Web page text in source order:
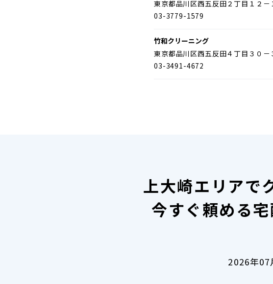
東京都品川区西五反田２丁目１２－
03-3779-1579
竹和クリーニング
東京都品川区西五反田４丁目３０－
03-3491-4672
上大崎エリアで
今すぐ頼める
2026年07